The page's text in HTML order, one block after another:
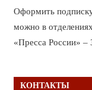
Оформить
можно в
«Пресса России» –
КОНТАКТЫ